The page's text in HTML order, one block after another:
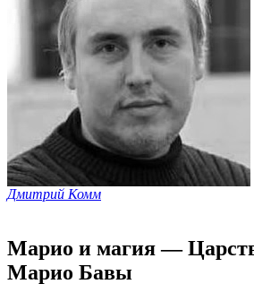
Дмитрий Комм
Марио и магия —
Марио Бавы